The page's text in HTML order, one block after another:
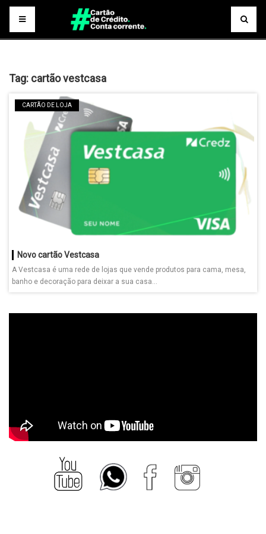
Tag: cartão vestcasa
CARTÃO DE LOJA
Novo cartão Vestcasa
A Vestcasa é uma rede de lojas que vende produtos para cama, mesa,
banho e decoração para deixar a sua casa...